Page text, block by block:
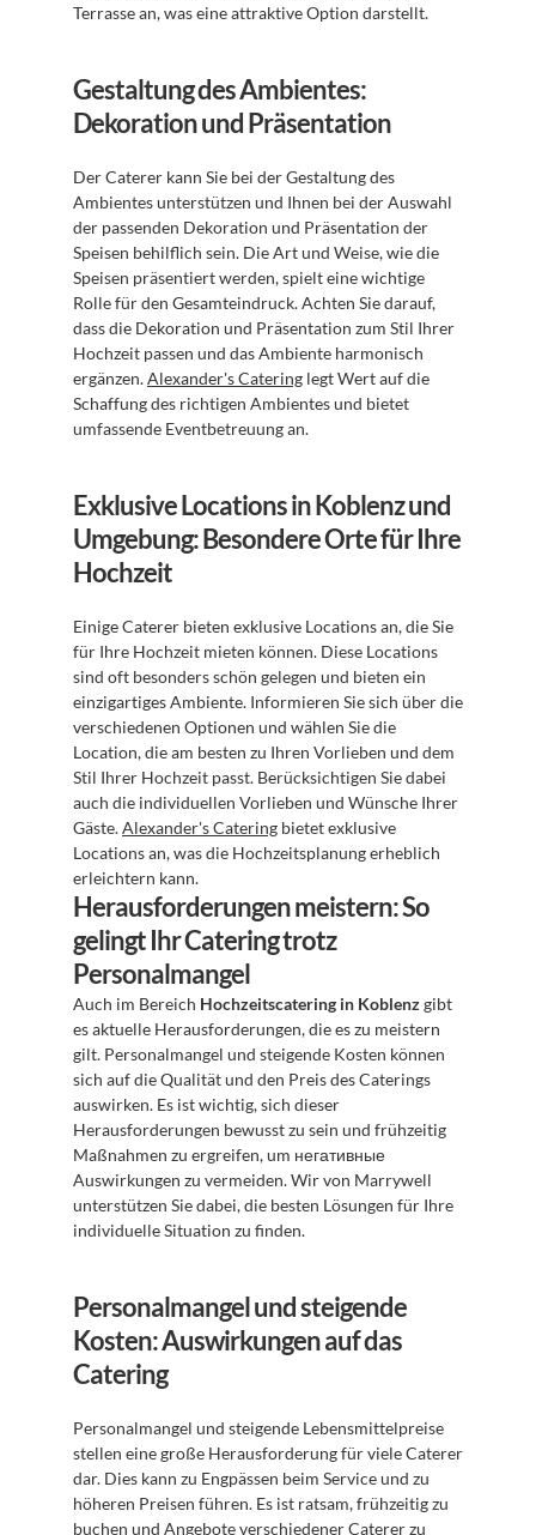
Terrasse an, was eine attraktive Option darstellt.
Gestaltung des Ambientes:
Dekoration und Präsentation
Der Caterer kann Sie bei der Gestaltung des
Ambientes unterstützen und Ihnen bei der Auswahl
der passenden Dekoration und Präsentation der
Speisen behilflich sein. Die Art und Weise, wie die
Speisen präsentiert werden, spielt eine wichtige
Rolle für den Gesamteindruck. Achten Sie darauf,
dass die Dekoration und Präsentation zum Stil Ihrer
Hochzeit passen und das Ambiente harmonisch
ergänzen. Alexander's Catering legt Wert auf die
Schaffung des richtigen Ambientes und bietet
umfassende Eventbetreuung an.
Exklusive Locations in Koblenz und
Umgebung: Besondere Orte für Ihre
Hochzeit
Einige Caterer bieten exklusive Locations an, die Sie
für Ihre Hochzeit mieten können. Diese Locations
sind oft besonders schön gelegen und bieten ein
einzigartiges Ambiente. Informieren Sie sich über die
verschiedenen Optionen und wählen Sie die
Location, die am besten zu Ihren Vorlieben und dem
Stil Ihrer Hochzeit passt. Berücksichtigen Sie dabei
auch die individuellen Vorlieben und Wünsche Ihrer
Gäste. Alexander's Catering bietet exklusive
Locations an, was die Hochzeitsplanung erheblich
erleichtern kann.
Herausforderungen meistern: So
gelingt Ihr Catering trotz
Personalmangel
Auch im Bereich Hochzeitscatering in Koblenz gibt
es aktuelle Herausforderungen, die es zu meistern
gilt. Personalmangel und steigende Kosten können
sich auf die Qualität und den Preis des Caterings
auswirken. Es ist wichtig, sich dieser
Herausforderungen bewusst zu sein und frühzeitig
Maßnahmen zu ergreifen, um негативные
Auswirkungen zu vermeiden. Wir von Marrywell
unterstützen Sie dabei, die besten Lösungen für Ihre
individuelle Situation zu finden.
Personalmangel und steigende
Kosten: Auswirkungen auf das
Catering
Personalmangel und steigende Lebensmittelpreise
stellen eine große Herausforderung für viele Caterer
dar. Dies kann zu Engpässen beim Service und zu
höheren Preisen führen. Es ist ratsam, frühzeitig zu
buchen und Angebote verschiedener Caterer zu